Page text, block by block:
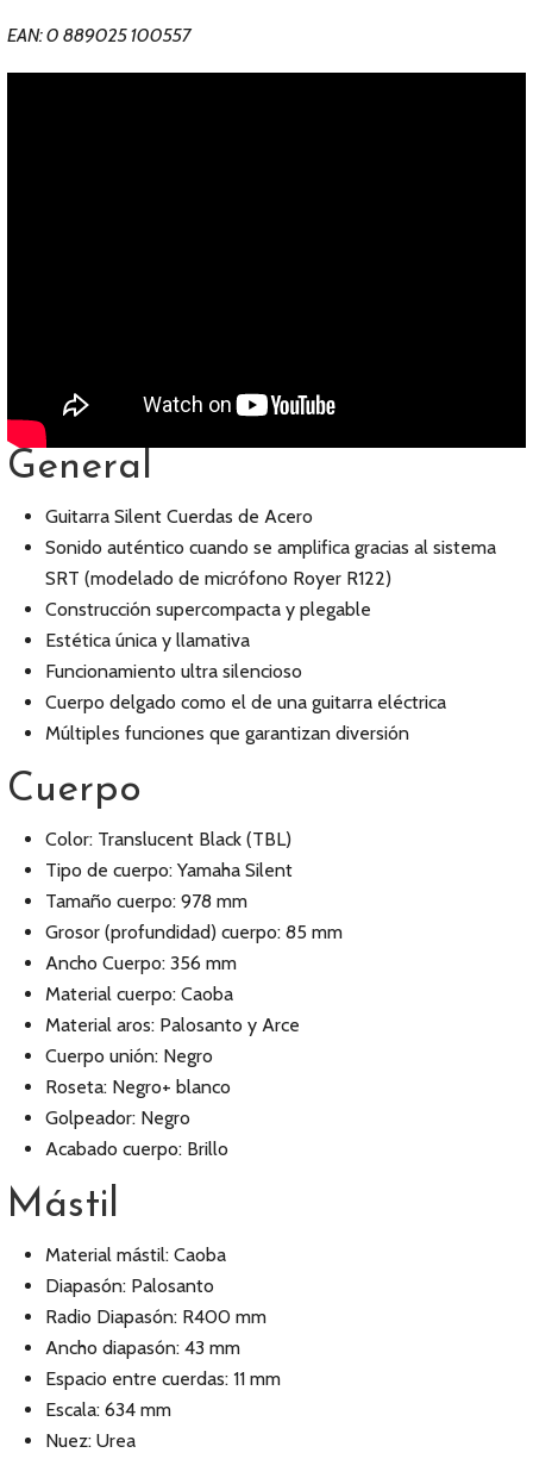
EAN: 0 889025 100557
General
Guitarra Silent Cuerdas de Acero
Sonido auténtico cuando se amplifica gracias al sistema
SRT (modelado de micrófono Royer R122)
Construcción supercompacta y plegable
Estética única y llamativa
Funcionamiento ultra silencioso
Cuerpo delgado como el de una guitarra eléctrica
Múltiples funciones que garantizan diversión
Cuerpo
Color: Translucent Black (TBL)
Tipo de cuerpo: Yamaha Silent
Tamaño cuerpo: 978 mm
Grosor (profundidad) cuerpo: 85 mm
Ancho Cuerpo: 356 mm
Material cuerpo: Caoba
Material aros: Palosanto y Arce
Cuerpo unión: Negro
Roseta: Negro+ blanco
Golpeador: Negro
Acabado cuerpo: Brillo
Mástil
Material mástil: Caoba
Diapasón: Palosanto
Radio Diapasón: R400 mm
Ancho diapasón: 43 mm
Espacio entre cuerdas: 11 mm
Escala: 634 mm
Nuez: Urea